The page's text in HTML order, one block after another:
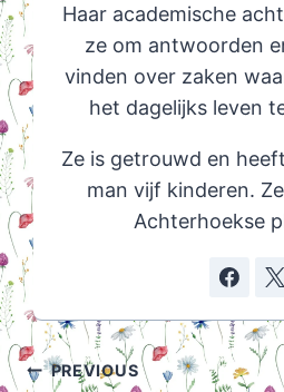
Haar academische
ze om antwoorden
vinden over zaken
het dagelijks leven
Ze is getrouwd en
man vijf kinderen.
Achterhoekse
Post
PREVIOUS